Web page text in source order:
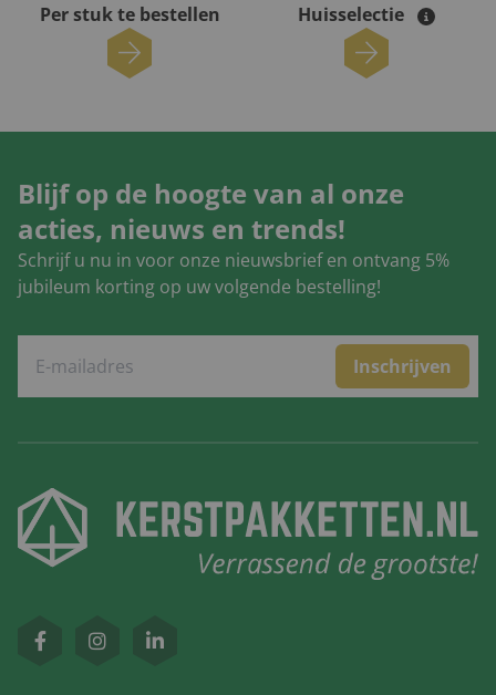
Per stuk te bestellen Huisselectie
Blijf op de hoogte van al onze
acties, nieuws en trends!
Schrijf u nu in voor onze nieuwsbrief en ontvang 5%
jubileum korting op uw volgende bestelling!
Inschrijven